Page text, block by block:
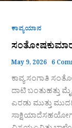
ಕಾವ್ಯಯಾನ
ಸಂತೋಷಕುಮಾರ
May 9, 2026 6
ಕಾವ್ಯ ಸಂಗಾತಿ
ದಾಟಿ ಬಂತುಹತ್ತು
ಎರಡು ಮುತ್ತು